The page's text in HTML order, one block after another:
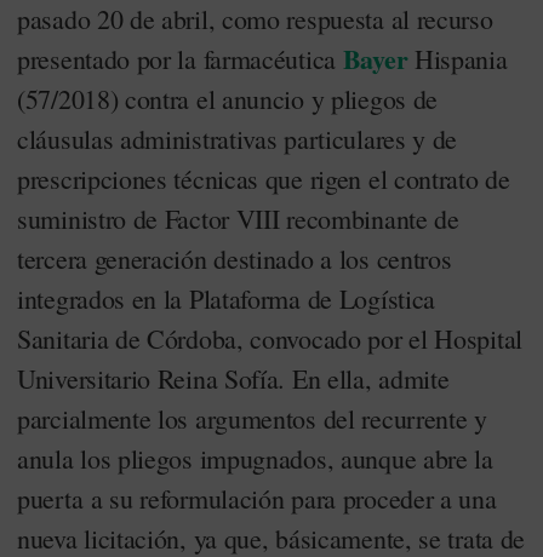
pasado 20 de abril, como respuesta al recurso
presentado por la farmacéutica BayerHispania
(57/2018) contra el anuncio y pliegos de
cláusulas administrativas particulares y de
prescripciones técnicas que rigen el contrato de
suministro de Factor VIII recombinante de
tercera generación destinado a los centros
integrados en la Plataforma de Logística
Sanitaria de Córdoba, convocado por el Hospital
Universitario Reina Sofía. En ella, admite
parcialmente los argumentos del recurrente y
anula los pliegos impugnados, aunque abre la
puerta a su reformulación para proceder a una
nueva licitación, ya que, básicamente, se trata de